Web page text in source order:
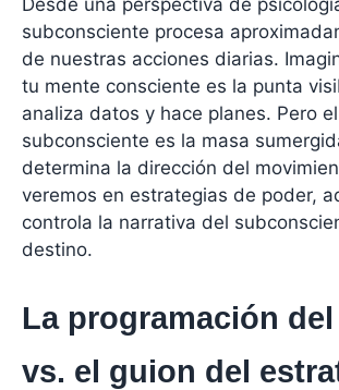
Desde una perspectiva de
subconsciente procesa
de nuestras acciones diarias.
tu mente consciente es la punta
analiza datos y hace planes. Pero el
subconsciente es la masa
determina la dirección del
veremos en estrategias de poder,
controla la narrativa del
destino.
La programación
vs. el guion del